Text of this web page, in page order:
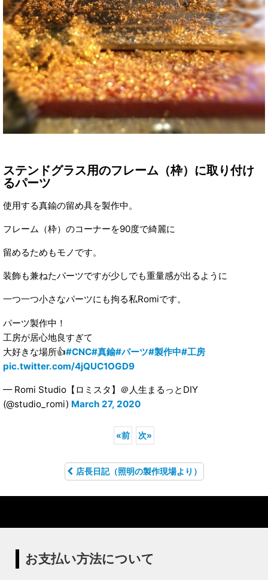
ステンドグラス用のフレーム（枠）に取り付け
るパーツ
使用する真鍮の留め具を製作中。
フレーム（枠）のコーナーを90度で綺麗に
留めるためもモノです。
装飾も兼ねたパーツですが少しでも重量感が出るように
一つ一つ小さなパーツにも拘る私Romiです。
パーツ製作中！
工房が居心地良すぎて
大好きな場所👍#CNC#真鍮#パーツ#製作中#工房
pic.twitter.com/4jQUC1OGD9
— Romi Studio【ロミスタ】＠人生まるっとDIY
(@studio_romi) March 27, 2020
«前 次»
店長日記（照明の製作現場より）
お支払い方法について